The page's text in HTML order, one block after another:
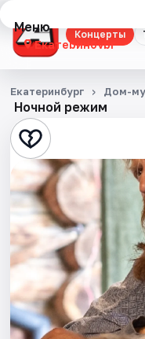
Концерты
Меню
Екатеринбург
Концерты
Театр
Стендап
Выставки
Квесты
Экскурсии
Спорт
Ночной режим
Екатеринбург Дом-